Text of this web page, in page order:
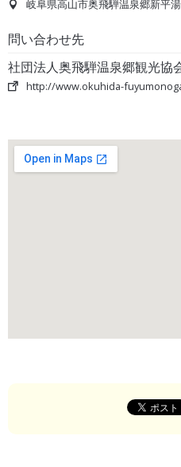
岐阜県高山市奥飛騨温泉郷新平湯
問い合わせ先
社団法人奥飛騨温泉郷観光協
http://www.okuhida-